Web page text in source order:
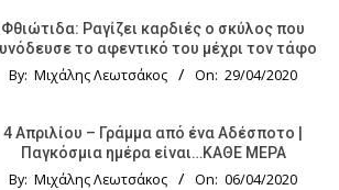
Φθιώτιδα: Ραγίζει καρδιές ο σκύλος που
το αφεντικό του μέχρι τον τάφο
By: Μιχάλης Λεωτσάκος On: 29/04/2020
4 Απριλίου – Γράμμα από ένα Αδέσποτο |
Παγκόσμια ημέρα είναι…ΚΑΘΕ ΜΕΡΑ
By: Μιχάλης Λεωτσάκος On: 06/04/2020